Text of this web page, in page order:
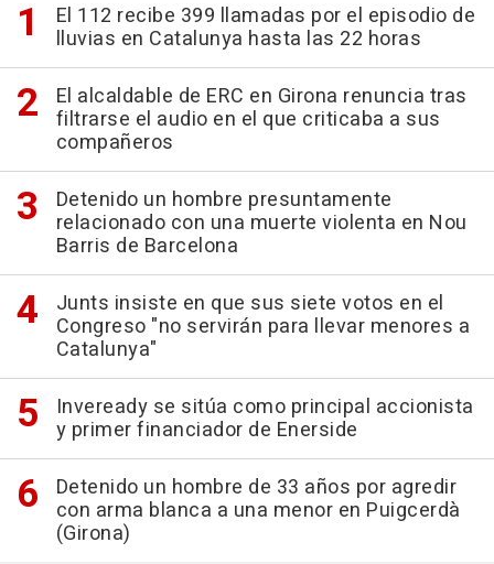
El 112 recibe 399 llamadas por el episodio de
lluvias en Catalunya hasta las 22 horas
El alcaldable de ERC en Girona renuncia tras
filtrarse el audio en el que criticaba a sus
compañeros
Detenido un hombre presuntamente
relacionado con una muerte violenta en Nou
Barris de Barcelona
Junts insiste en que sus siete votos en el
Congreso "no servirán para llevar menores a
Catalunya"
Inveready se sitúa como principal accionista
y primer financiador de Enerside
Detenido un hombre de 33 años por agredir
con arma blanca a una menor en Puigcerdà
(Girona)